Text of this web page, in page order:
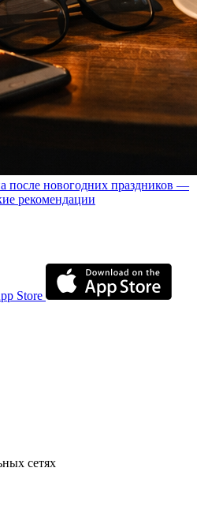
после новогодних праздников —
рекомендации
Store
сетях